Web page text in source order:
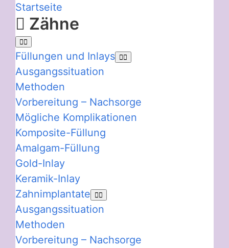
Startseite
Zähne
Füllungen und Inlays
Ausgangssituation
Methoden
Vorbereitung – Nachsorge
Mögliche Komplikationen
Komposite-Füllung
Amalgam-Füllung
Gold-Inlay
Keramik-Inlay
Zahnimplantate
Ausgangssituation
Methoden
Vorbereitung – Nachsorge